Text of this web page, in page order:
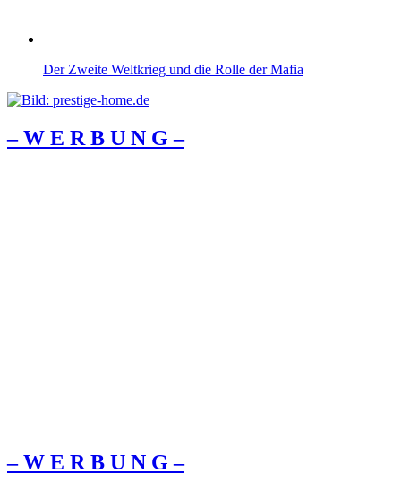
Der Zweite Weltkrieg und die Rolle der Mafia
– W Ε R Β U Ν G –
– W Ε R Β U Ν G –